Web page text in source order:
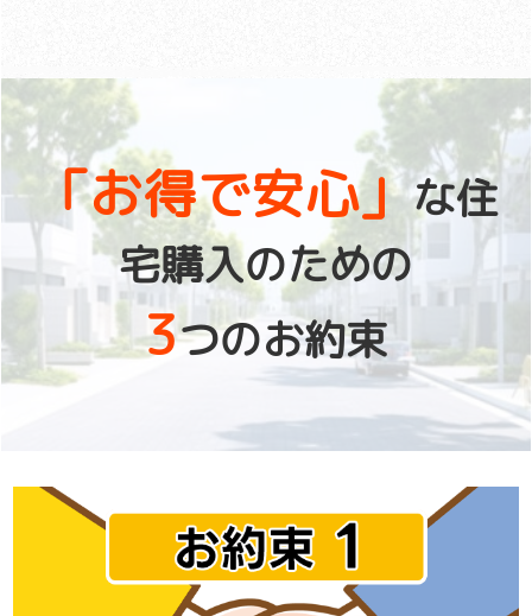
「お得で安心」な住
宅購入のための
3つのお約束